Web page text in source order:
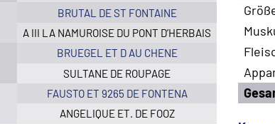
BRUTAL DE ST FONTAINE
A III LA NAMUROISE DU PONT D’HERBAIS
BRUEGEL ET D AU CHENE
SULTANE DE ROUPAGE
FAUSTO ET 9265 DE FONTENA
ANGELIQUE ET. DE FOOZ